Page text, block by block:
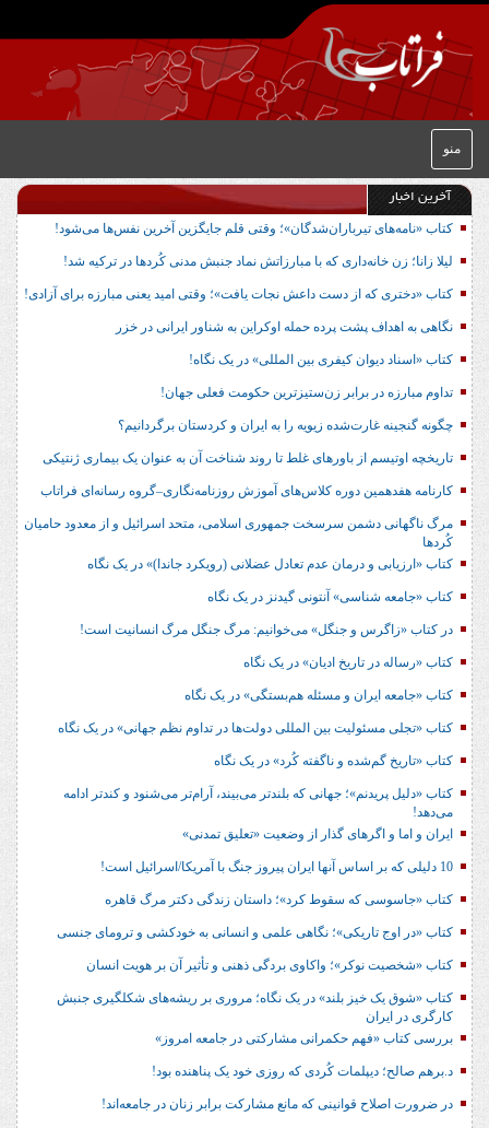
منو
آخرین اخبار
کتاب «نامه‌های تیرباران‌شدگان»؛ وقتی قلم جایگزین آخرین نفس‌ها می‌شود!
لیلا زانا؛ زن خانه‌داری که با مبارزاتش نماد جنبش مدنی کُردها در ترکیه شد!
کتاب «دختری که از دست داعش نجات یافت»؛ وقتی امید یعنی مبارزه برای آزادی!
نگاهی به اهداف پشت پرده حمله اوکراین به شناور ایرانی در خزر
کتاب «اسناد دیوان کیفری بین المللی» در یک نگاه!
تداوم مبارزه در برابر زن‌ستیزترین حکومت فعلی جهان!
چگونه گنجینه غارت‌شده زیویه را به ایران و کردستان برگردانیم؟
تاریخچه اوتیسم از باورهای غلط تا روند شناخت آن به عنوان یک بیماری ژنتیکی
کارنامه هفدهمین دوره کلاس‌های آموزش روزنامه‌نگاری–گروه رسانه‌ای فراتاب
مرگ ناگهانی دشمن سرسخت جمهوری اسلامی، متحد اسرائیل و از معدود حامیان
کُردها
کتاب «ارزیابی و درمان عدم تعادل عضلانی (رویکرد جاندا)» در یک نگاه
کتاب «جامعه شناسی» آنتونی گیدنز در یک نگاه
در کتاب «زاگرس و جنگل» می‌خوانیم: مرگ جنگل مرگ انسانیت است!
کتاب «رساله در تاریخ ادیان» در یک نگاه
کتاب «جامعه ایران و مسئله هم‌بستگی» در یک نگاه
کتاب «تجلی مسئولیت بین المللی دولت‌ها در تداوم نظم جهانی» در یک نگاه
کتاب «تاریخ گم‌شده و ناگفته کُرد» در یک نگاه
کتاب «دلیل پریدنم»؛ جهانی که بلندتر می‌بیند، آرام‌تر می‌شنود و کندتر ادامه
می‌دهد!
ایران و اما و اگرهای گذار از وضعیت «تعلیق تمدنی»
10 دلیلی که بر اساس آنها ایران پیروز جنگ با آمریکا/اسرائیل است!
کتاب «جاسوسی که سقوط کرد»؛ داستان زندگی دکتر مرگ قاهره
کتاب «در اوج تاریکی»؛ نگاهی علمی و انسانی به خودکشی و ترومای جنسی
کتاب «شخصیت نوکر»؛ واکاوی بردگی ذهنی و تأثیر آن بر هویت انسان
کتاب «شوق یک خیز بلند» در یک نگاه؛ مروری بر ریشه‌های شکل‎گیری جنبش
کارگری در ایران
بررسی کتاب «فهم حکمرانی مشارکتی در جامعه امروز»
د.برهم صالح؛ دیپلمات کُردی که روزی خود یک پناهنده بود!
در ضرورت اصلاح قوانینی که مانع مشارکت برابر زنان در جامعه‌اند!